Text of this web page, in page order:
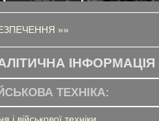
»»
ІНФОРМАЦІЯ
ТЕХНІКА: